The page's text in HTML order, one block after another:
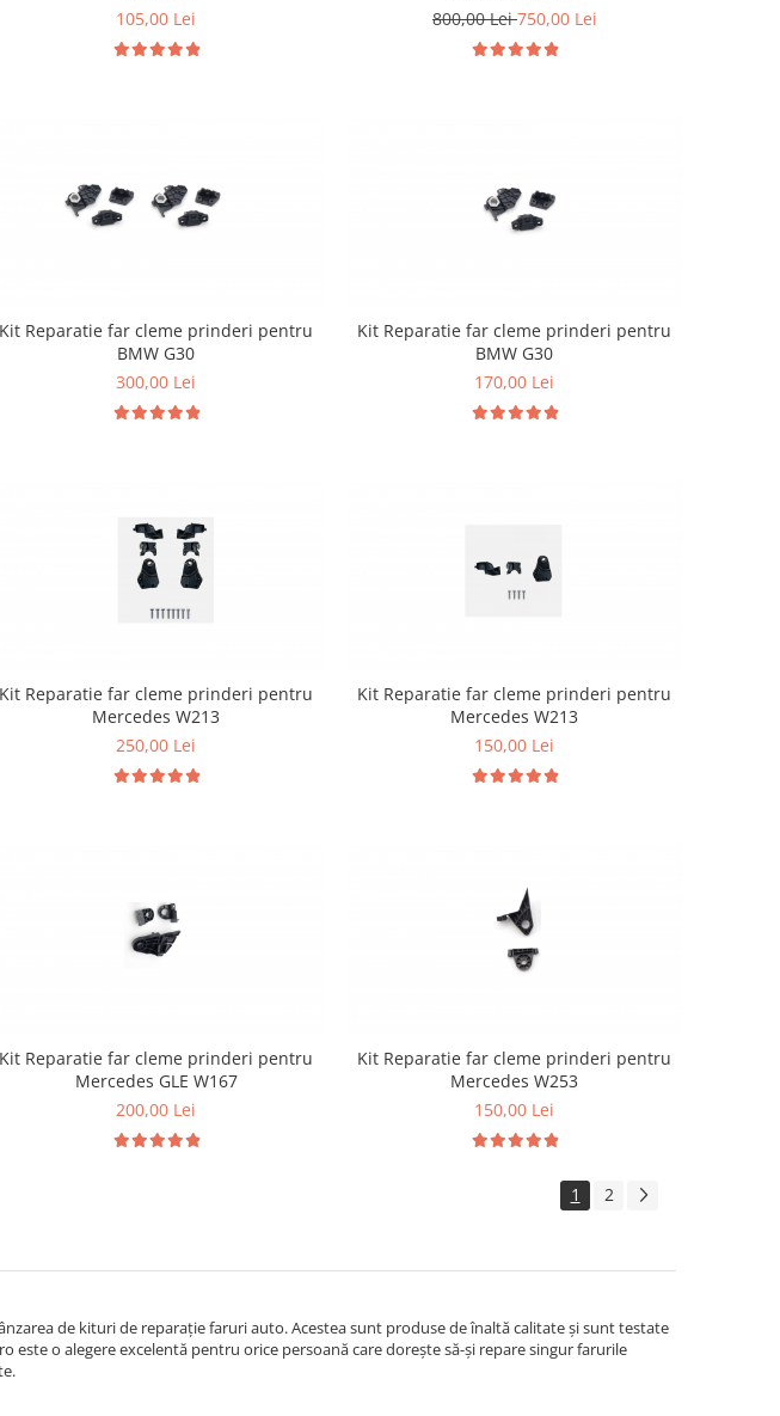
105,00 Lei
800,00 Lei750,00 Lei
Kit Reparatie far cleme prinderi pentru
BMW G30
300,00 Lei
Kit Reparatie far cleme prinderi pentru
BMW G30
170,00 Lei
Kit Reparatie far cleme prinderi pentru
Mercedes W213
250,00 Lei
Kit Reparatie far cleme prinderi pentru
Mercedes W213
150,00 Lei
Kit Reparatie far cleme prinderi pentru
Mercedes GLE W167
200,00 Lei
Kit Reparatie far cleme prinderi pentru
Mercedes W253
150,00 Lei
1 2
de kituri de reparație faruri auto. Acestea sunt produse de înaltă calitate și sunt testate
este o alegere excelentă pentru orice persoană care dorește să-și repare singur farurile